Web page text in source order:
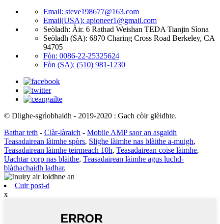
Email: steve198677@163.com
Email(USA): apioneer1@gmail.com
Seòladh: Àir. 6 Rathad Weishan TEDA Tianjin Sìona
Seòladh (SA): 6870 Charing Cross Road Berkeley, CA
94705
Fòn: 0086-22-25325624
Fòn (SA): (510) 981-1230
© Dlighe-sgrìobhaidh - 2019-2020 : Gach còir glèidhte.
Bathar teth - Clàr-làraich - Mobile AMP saor an asgaidh
Teasadairean làimhe spòrs, Slighe làimhe nas blàithe a-muigh,
Teasadairean làimhe teirmeach 10h, Teasadairean coise làimhe,
Uachtar corp nas blàithe, Teasadairean làimhe agus luchd-
blàthachaidh ladhar,
Cuir post-d
x